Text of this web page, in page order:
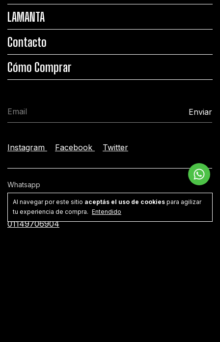
Al navegar por este sitio aceptás el uso de cookies para agilizar
tu experiencia de compra. Entendido
LAMANTA
Contacto
Cómo Comprar
Instagram Facebook Twitter
Whatsapp
541149706904
Teléfono
01149706904